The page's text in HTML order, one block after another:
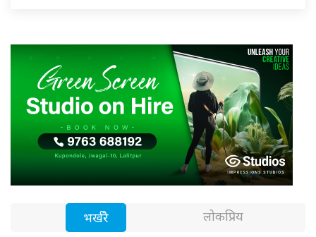
भर्खरै लोकप्रिय